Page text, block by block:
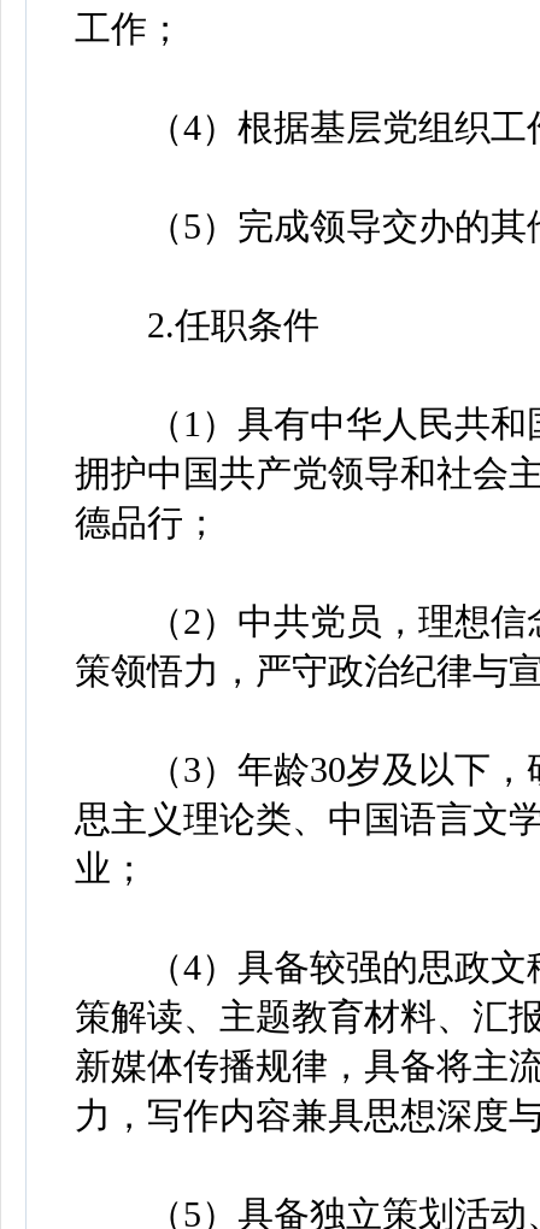
工作；
（4）根据基层党组织工
（5）完成领导交办的其
2.任职条件
（1）具有中华人民共和
拥护中国共产党领导和社会
德品行；
（2）中共党员，理想信
策领悟力，严守政治纪律与
（3）年龄30岁及以下，
思主义理论类、中国语言文
业；
（4）具备较强的思政文
策解读、主题教育材料、汇
新媒体传播规律，具备将主
力，写作内容兼具思想深度
（5）具备独立策划活动